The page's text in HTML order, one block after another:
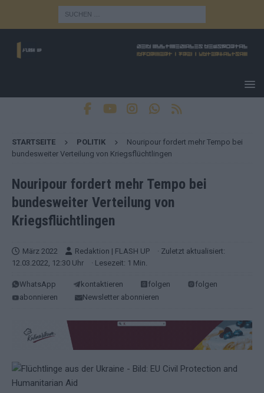
STARTSEITE POLITIK
Nouripour fordert mehr Tempo bei
bundesweiter Verteilung von Kriegsflüchtlingen
Nouripour fordert mehr Tempo bei
bundesweiter Verteilung von
Kriegsflüchtlingen
März 2022 Redaktion | FLASH UP
· Zuletzt aktualisiert:
12.03.2022, 12:30 Uhr
· Lesezeit: 1 Min.
WhatsApp kontaktieren folgen
folgen
abonnieren
Newsletter abonnieren